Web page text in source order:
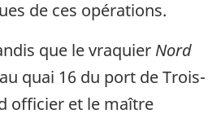
de ces opérations.
que le vraquier Nord
quai 16 du port de Trois-
officier et le maître